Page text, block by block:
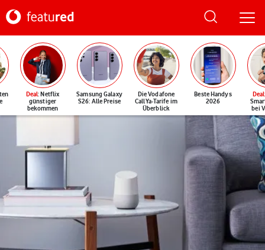
Deal: Netflix
günstiger
bekommen
Samsung Galaxy
S26: Alle Preise
Die Vodafone
CallYa-Tarife im
Überblick
Beste Handys
2026
Deal
bei